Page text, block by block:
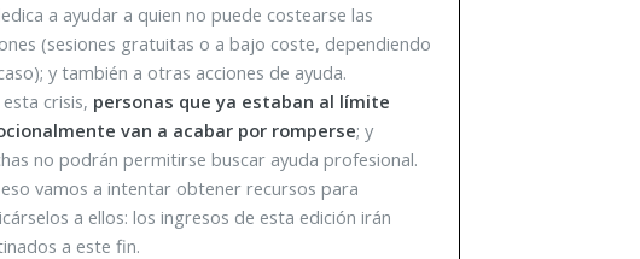
a ayudar a quien no puede costearse las
(sesiones gratuitas o a bajo coste, dependiendo
y también a otras acciones de ayuda.
esta crisis, personas que ya estaban al límite
van a acabar por romperse; y
no podrán permitirse buscar ayuda profesional.
vamos a intentar obtener recursos para
a ellos: los ingresos de esta edición irán
a este fin.